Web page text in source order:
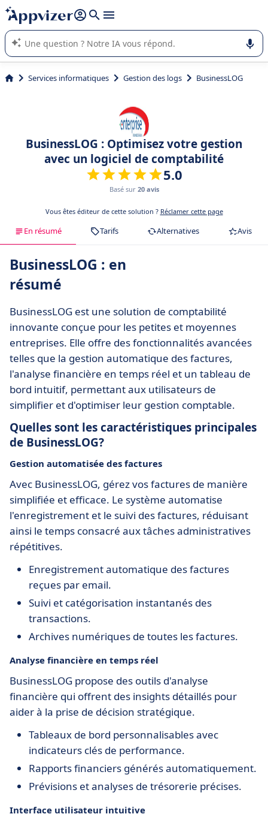
répondre (plusieurs lignes avec
L'IA de Appvizer vous guide dans l'utilisation ou la sélection de
logiciel SaaS en entreprise.
Services informatiques Gestion des logs BusinessLOG
BusinessLOG : Optimisez votre gestion
avec un logiciel de comptabilité
5.0
Basé sur 20 avis
Vous êtes éditeur de cette solution ? Réclamer cette page
En résumé Tarifs Alternatives Avis
BusinessLOG : en
résumé
BusinessLOG est une solution de comptabilité
innovante conçue pour les petites et moyennes
entreprises. Elle offre des fonctionnalités avancées
telles que la gestion automatique des factures,
l'analyse financière en temps réel et un tableau de
bord intuitif, permettant aux utilisateurs de
simplifier et d'optimiser leur gestion comptable.
Quelles sont les caractéristiques principales
de BusinessLOG?
Gestion automatisée des factures
Avec BusinessLOG, gérez vos factures de manière
simplifiée et efficace. Le système automatise
l'enregistrement et le suivi des factures, réduisant
ainsi le temps consacré aux tâches administratives
répétitives.
Enregistrement automatique des factures
reçues par email.
Suivi et catégorisation instantanés des
transactions.
Archives numériques de toutes les factures.
Analyse financière en temps réel
BusinessLOG propose des outils d'analyse
financière qui offrent des insights détaillés pour
aider à la prise de décision stratégique.
Tableaux de bord personnalisables avec
indicateurs clés de performance.
Rapports financiers générés automatiquement.
Prévisions et analyses de trésorerie précises.
Interface utilisateur intuitive